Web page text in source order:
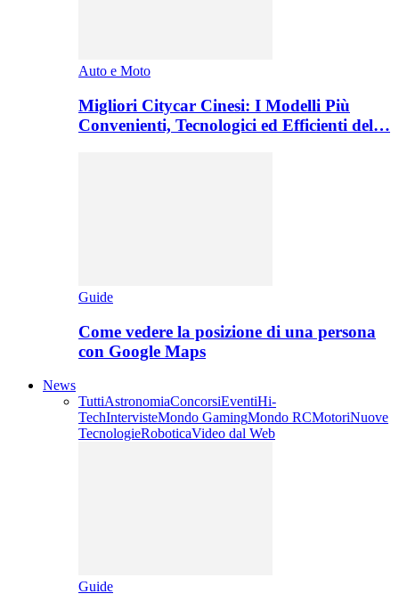
Auto e Moto
Migliori Citycar Cinesi: I Modelli Più
Convenienti, Tecnologici ed Efficienti del…
Guide
Come vedere la posizione di una persona
con Google Maps
News
TuttiAstronomiaConcorsiEventiHi-
TechIntervisteMondo GamingMondo RCMotoriNuove
TecnologieRoboticaVideo dal Web
Guide